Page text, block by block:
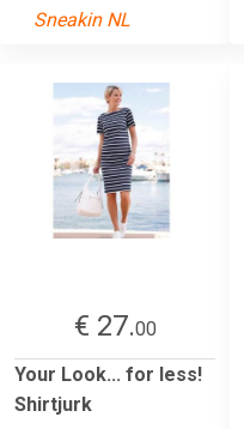
Sneakin NL
€ 27.00
Your Look... for less!
Shirtjurk